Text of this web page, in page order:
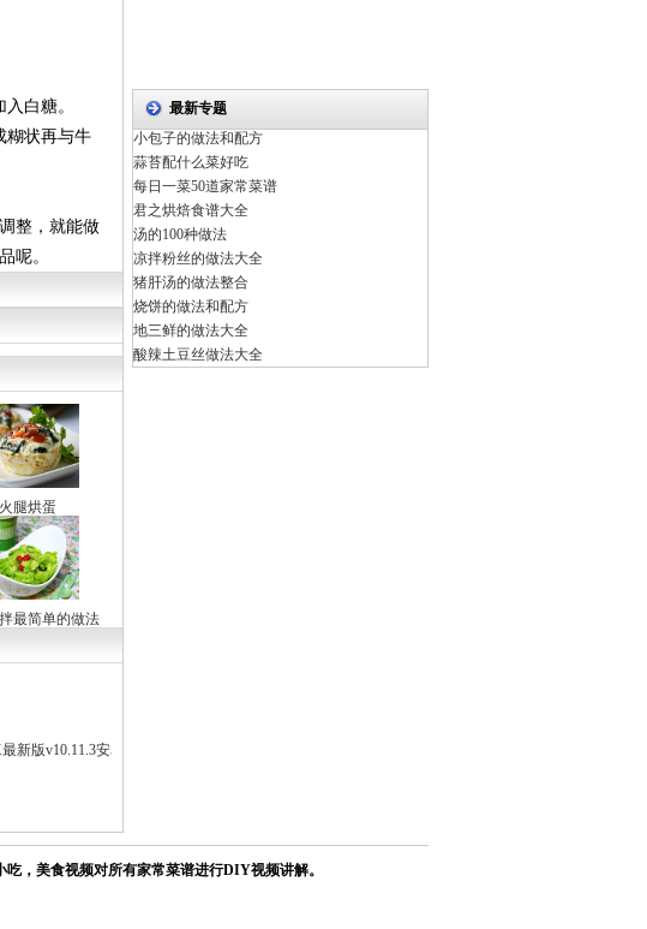
白糖。
糊状再与牛
整，就能做
呢。
火腿烘蛋
最简单的做法
新版v10.11.3安卓iOS通用版
最新专题
小包子的做法和配方
蒜苔配什么菜好吃
每日一菜50道家常菜谱
君之烘焙食谱大全
汤的100种做法
凉拌粉丝的做法大全
猪肝汤的做法整合
烧饼的做法和配方
地三鲜的做法大全
酸辣土豆丝做法大全
，美食视频对所有家常菜谱进行DIY视频讲解。